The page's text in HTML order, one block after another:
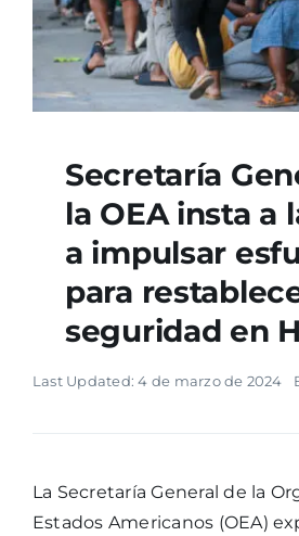
Secretaría
la OEA insta a
a impulsar
para
seguridad en
Last Updated: 4 de marzo de 2024
La Secretaría General de la
Estados Americanos (OEA)